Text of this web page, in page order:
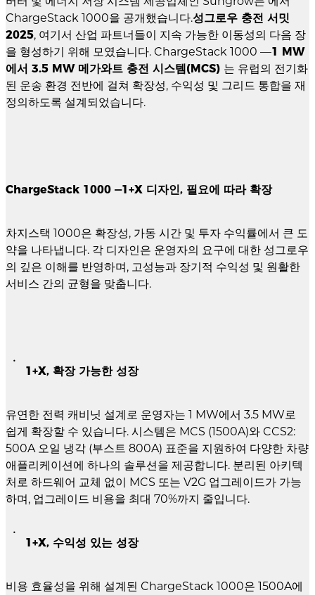
ChargeStack 1000을 공개했습니다.성그로우 충전 서밋
2025, 여기서 산업 파트너들이 지속 가능한 이동성의 다음 장
을 형성하기 위해 모였습니다. ChargeStack 1000 —1 MW
에서 3.5 MW 메가와트 충전 시스템(MCS) 는 유럽의 전기화
된 운송 환경 전반에 걸쳐 확장성, 수익성 및 그리드 통합을 재
정의하도록 설계되었습니다.
ChargeStack 1000 —1+X 디자인, 필요에 따라 확장
차지스택 1000은 확장성, 가동 시간 및 투자 수익률에서 큰 도
약을 나타냅니다. 각 디자인은 운영자의 요구에 대한 성그로우
의 깊은 이해를 반영하며, 고성능과 장기적 수익성 및 원활한
서비스 간의 균형을 맞춥니다.
1+X, 확장 가능한 성장
유연한 전력 캐비닛 설계로 운영자는 1 MW에서 3.5 MW로
쉽게 확장할 수 있습니다. 시스템은 MCS (1500A)와 CCS2:
500A 오일 냉각 (부스트 800A) 표준을 지원하여 다양한 차량
애플리케이션에 하나의 솔루션을 제공합니다. 분리된 아키텍
처로 하드웨어 교체 없이 MCS 또는 V2G 업그레이드가 가능
하며, 업그레이드 비용을 최대 70%까지 줄입니다.
1+X, 수익성 있는 성장
비용 효율성을 위해 설계된 ChargeStack 1000은 1500A에